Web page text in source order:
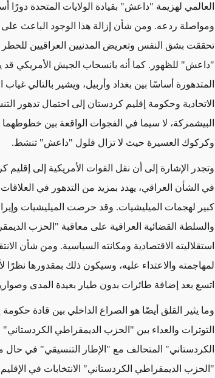
العالمي لهزيمة "داعش" بقيادة الولايات المتحدة دورًا
ومواصلة ردعه. ومن شأن إزالة هذا الوجود الباعث على
تحققت بشق النفس وتعريض المدنيين العراقيين للخطر
"داعش" للظهور. كما أنه بانسحاب الجيش الأمريكي
المتدهورة أساسًا بين بغداد وأربيل، ويشير بالتالي
الاتحادية وحكومة إقليم كردستان إلى احتمال تدهور
البيشمركة، لا سيما في الفجوات الواقعة بين
وكركوك العسيرة حيث لا تزال فلول "داعش" تنشط.
وتجدر الإشارة إلى أن نقل القوات الأمريكية إلى
في الشأن العراقي، يهدد بمزيد من التدهور في
كبير لهجمات الميليشيات. وقد حرصت الميليشيات
والسلطة القضائية العراقية على معاقبة "الحزب
استقلاليته الاقتصادية ومكانته السياسية. ومن شأن
لمهاجمته والاعتداء عليه، وسيكون ذلك بمقدورها
اتسع بعد إضافة طائرات بدون طيار بعيدة المدى
وما يثير القلق أيضًا هو الصراع الداخلي بين قادة
التوترات والعداء بين "الحزب الديمقراطي
الكردستاني" المتحالف مع "الإطار التنسيقي" في حال
"الحزب الديمقراطي الكردستاني" الانتخابات في